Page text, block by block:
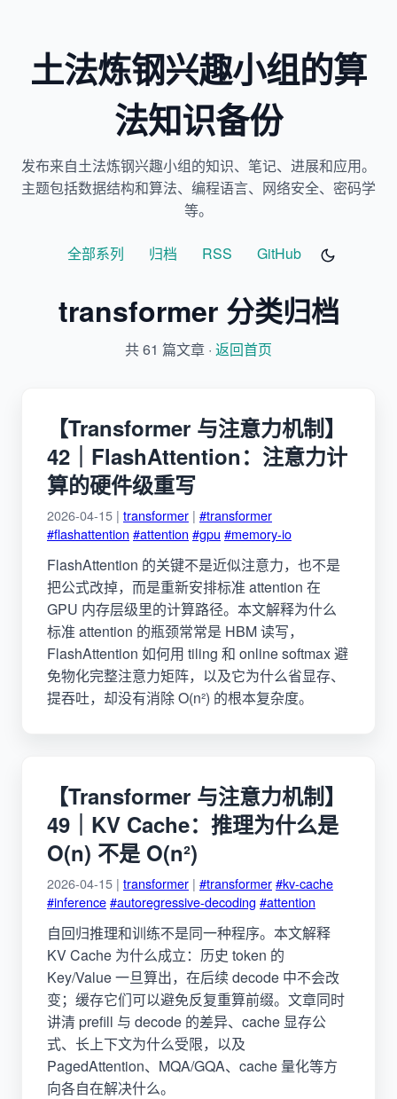
土法炼钢兴趣小组的算
法知识备份
发布来自土法炼钢兴趣小组的知识、笔记、进展和应用。
主题包括数据结构和算法、编程语言、网络安全、密码学
等。
全部系列 归档 RSS GitHub
transformer 分类归档
共 61 篇文章 · 返回首页
【Transformer 与注意力机制】
42｜FlashAttention：注意力计
算的硬件级重写
2026-04-15 | transformer | #transformer
#flashattention #attention #gpu #memory-io
FlashAttention 的关键不是近似注意力，也不是
把公式改掉，而是重新安排标准 attention 在
GPU 内存层级里的计算路径。本文解释为什么
标准 attention 的瓶颈常常是 HBM 读写，
FlashAttention 如何用 tiling 和 online softmax 避
免物化完整注意力矩阵，以及它为什么省显存、
提吞吐，却没有消除 O(n²) 的根本复杂度。
【Transformer 与注意力机制】
49｜KV Cache：推理为什么是
O(n) 不是 O(n²)
2026-04-15 | transformer | #transformer#kv-cache
#inference#autoregressive-decoding #attention
自回归推理和训练不是同一种程序。本文解释
KV Cache 为什么成立：历史 token 的
Key/Value 一旦算出，在后续 decode 中不会改
变；缓存它们可以避免反复重算前缀。文章同时
讲清 prefill 与 decode 的差异、cache 显存公
式、长上下文为什么受限，以及
PagedAttention、MQA/GQA、cache 量化等方
向各自在解决什么。